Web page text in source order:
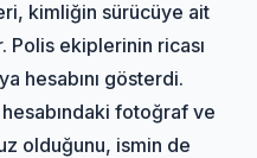
kimliğin sürücüye ait
Polis ekiplerinin ricası
hesabını gösterdi.
fotoğraf ve
olduğunu, ismin de